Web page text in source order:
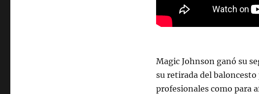
Magic Johnson ganó su
su retirada del
profesionales como para